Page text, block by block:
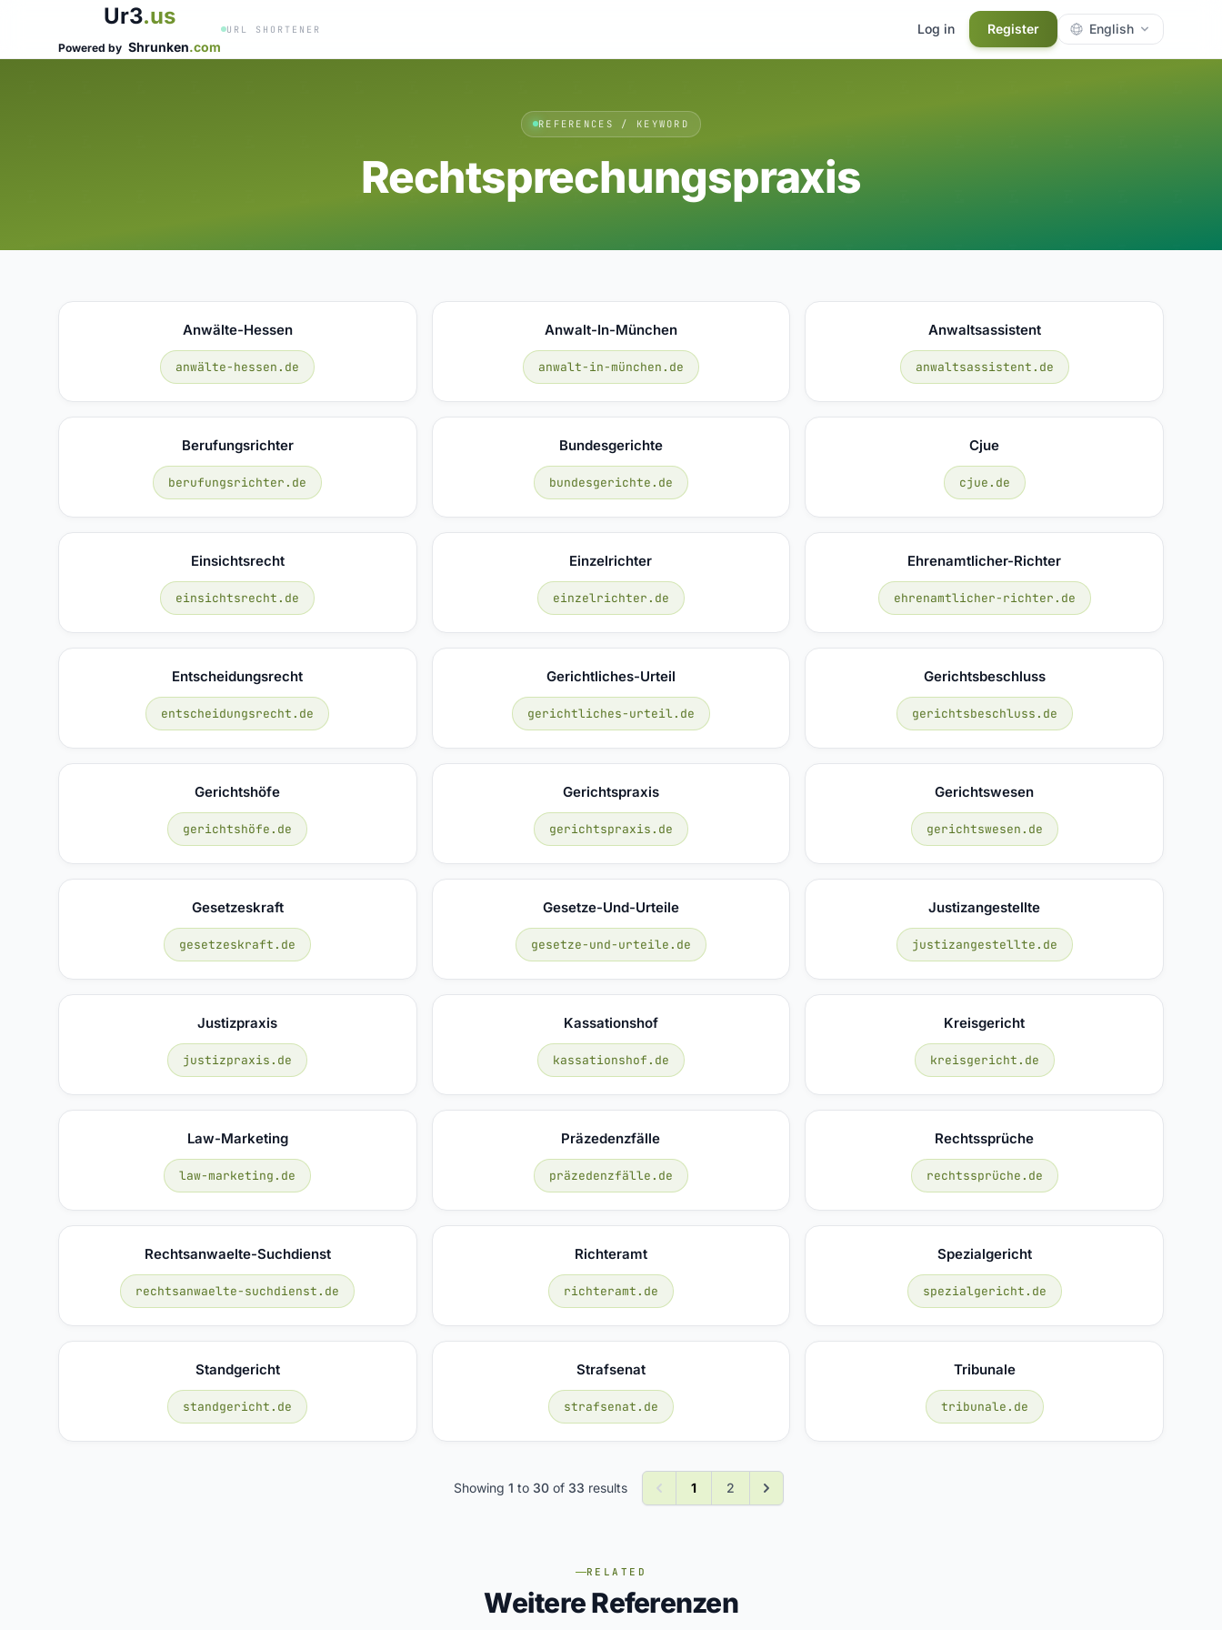
Ur3.us
Powered by Shrunken.com
URL SHORTENER Log in Register English
REFERENCES / KEYWORD
Rechtsprechungspraxis
Anwälte-Hessen
anwälte-hessen.de
Anwalt-In-München
anwalt-in-münchen.de
Anwaltsassistent
anwaltsassistent.de
Berufungsrichter
berufungsrichter.de
Bundesgerichte
bundesgerichte.de
Cjue
cjue.de
Einsichtsrecht
einsichtsrecht.de
Einzelrichter
einzelrichter.de
Ehrenamtlicher-Richter
ehrenamtlicher-richter.de
Entscheidungsrecht
entscheidungsrecht.de
Gerichtliches-Urteil
gerichtliches-urteil.de
Gerichtsbeschluss
gerichtsbeschluss.de
Gerichtshöfe
gerichtshöfe.de
Gerichtspraxis
gerichtspraxis.de
Gerichtswesen
gerichtswesen.de
Gesetzeskraft
gesetzeskraft.de
Gesetze-Und-Urteile
gesetze-und-urteile.de
Justizangestellte
justizangestellte.de
Justizpraxis
justizpraxis.de
Kassationshof
kassationshof.de
Kreisgericht
kreisgericht.de
Law-Marketing
law-marketing.de
Präzedenzfälle
präzedenzfälle.de
Rechtssprüche
rechtssprüche.de
Rechtsanwaelte-Suchdienst
rechtsanwaelte-suchdienst.de
Richteramt
richteramt.de
Spezialgericht
spezialgericht.de
Standgericht
standgericht.de
Strafsenat
strafsenat.de
Tribunale
tribunale.de
Showing 1 to 30of 33 results 1 2
RELATED
Weitere Referenzen